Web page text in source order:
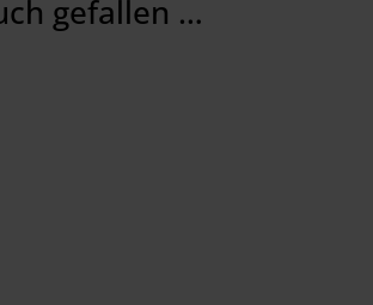
gefallen …